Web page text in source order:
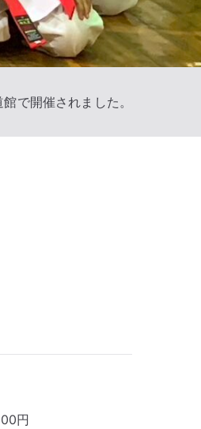
で開催されました。
円